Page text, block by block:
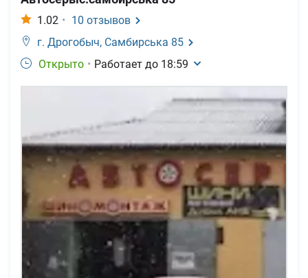
1.02 • 10 отзывов
г. Дрогобыч, Самбирська 85
Открыто • Работает до 18:59